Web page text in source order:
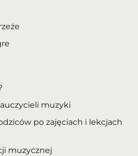
muzyki
po zajęciach i lekcjach
muzycznej